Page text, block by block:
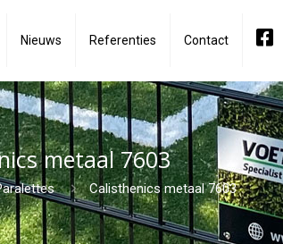
Nieuws Referenties Contact
metaal 7603
Calisthenics metaal 7603